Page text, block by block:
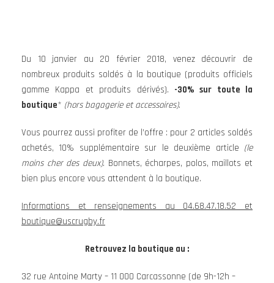
Du 10 janvier au 20 février 2018, venez découvrir de
nombreux produits soldés à la boutique (produits officiels
gamme Kappa et produits dérivés). -30% sur toute la
boutique* (hors bagagerie et accessoires).
Vous pourrez aussi profiter de l’offre : pour 2 articles soldés
achetés, 10% supplémentaire sur le deuxième article (le
moins cher des deux). Bonnets, écharpes, polos, maillots et
bien plus encore vous attendent à la boutique.
Informations et renseignements au 04.68.47.18.52 et
boutique@uscrugby.fr
Retrouvez la boutique au :
32 rue Antoine Marty – 11 000 Carcassonne (de 9h-12h –